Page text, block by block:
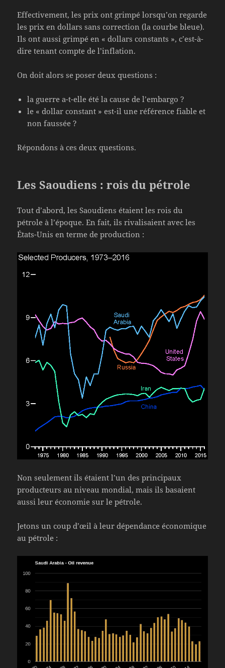
Effectivement, les prix ont grimpé lorsqu’on regarde
les prix en dollars sans correction (la courbe bleue).
Ils ont aussi grimpé en « dollars constants », c’est-à-
dire tenant compte de l’inflation.
On doit alors se poser deux questions :
la guerre a-t-elle été la cause de l’embargo ?
le « dollar constant » est-il une référence fiable et
non faussée ?
Répondons à ces deux questions.
Les Saoudiens : rois du pétrole
Tout d’abord, les Saoudiens étaient les rois du
pétrole à l’époque. En fait, ils rivalisaient avec les
États-Unis en terme de production :
Non seulement ils étaient l’un des principaux
producteurs au niveau mondial, mais ils basaient
aussi leur économie sur le pétrole.
Jetons un coup d’œil à leur dépendance économique
au pétrole :